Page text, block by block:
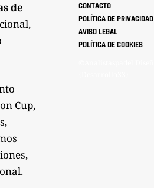
de
Cup,
CONTACTO
POLÍTICA DE PRIVACIDAD
AVISO LEGAL
POLÍTICA DE COOKIES